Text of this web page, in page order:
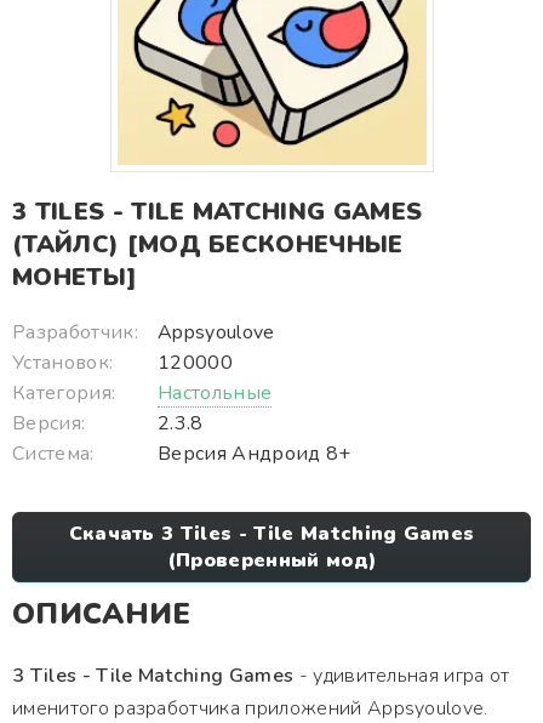
3 TILES - TILE MATCHING GAMES
(ТАЙЛС) [МОД БЕСКОНЕЧНЫЕ
МОНЕТЫ]
Разработчик:
Appsyoulove
Установок:
120000
Категория:
Настольные
Версия:
2.3.8
Система:
Версия Андроид 8+
Скачать 3 Tiles - Tile Matching Games
(Проверенный мод)
ОПИСАНИЕ
3 Tiles - Tile Matching Games - удивительная игра от
именитого разработчика приложений Appsyoulove.